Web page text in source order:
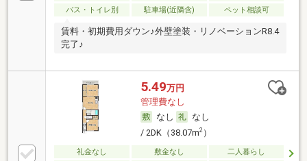
バス・トイレ別 駐車場(近隣含) ペット相談可
賃料・初期費用ダウン♪外壁塗装・リノベーションR8.4
完了♪
5.49万円
管理費なし
なし
なし
/ 2DK（38.07m2）
礼金なし 敷金なし 二人暮らし